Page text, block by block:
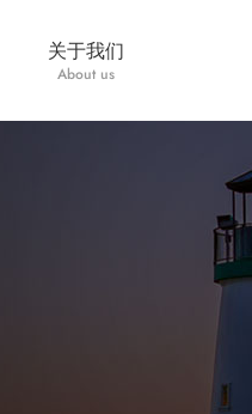
关于我们
About us